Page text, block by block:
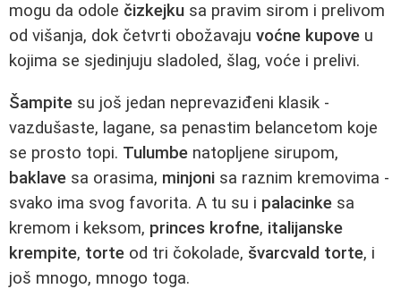
mogu da odole čizkejku sa pravim sirom i prelivom
od višanja, dok četvrti obožavaju voćne kupove u
kojima se sjedinjuju sladoled, šlag, voće i prelivi.
Šampite su još jedan neprevaziđeni klasik -
vazdušaste, lagane, sa penastim belancetom koje
se prosto topi. Tulumbe natopljene sirupom,
baklave sa orasima, minjoni sa raznim kremovima -
svako ima svog favorita. A tu su i palacinke sa
kremom i keksom, princes krofne, italijanske
krempite, torte od tri čokolade, švarcvald torte, i
još mnogo, mnogo toga.